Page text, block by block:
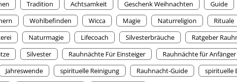
Tradition Achtsamkeit Geschenk Weihnachten Guide
Wohlbefinden Wicca Magie Naturreligion Rituale
Naturmagie Lifecoach Silvesterbräuche Ratgeber
Silvester Rauhnächte Für Einsteiger Rauhnächte für Anfänger
Jahreswende spirituelle Reinigung Rauhnacht-Guide
spirituelle